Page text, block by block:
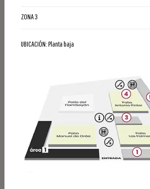
ZONA 3
UBICACIÓN: Planta baja